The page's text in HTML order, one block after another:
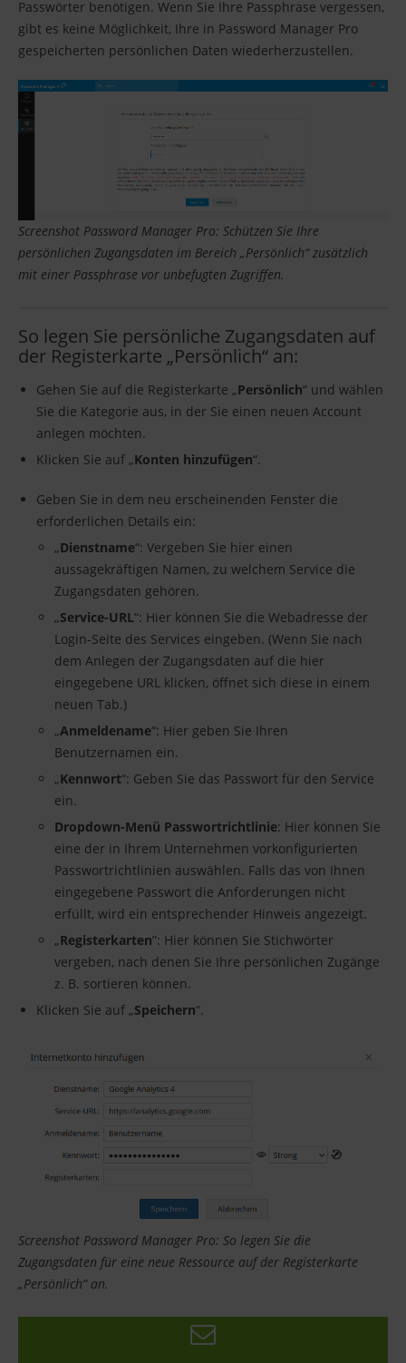
Passwörter benötigen. Wenn Sie Ihre Passphrase vergessen,
gibt es keine Möglichkeit, Ihre in Password Manager Pro
gespeicherten persönlichen Daten wiederherzustellen.
Screenshot Password Manager Pro: Schützen Sie Ihre
persönlichen Zugangsdaten im Bereich „Persönlich“ zusätzlich
mit einer Passphrase vor unbefugten Zugriffen.
So legen Sie persönliche Zugangsdaten auf
der Registerkarte „Persönlich“ an:
Gehen Sie auf die Registerkarte „Persönlich“ und wählen
Sie die Kategorie aus, in der Sie einen neuen Account
anlegen möchten.
Klicken Sie auf „Konten hinzufügen“.
Geben Sie in dem neu erscheinenden Fenster die
erforderlichen Details ein:
„Dienstname“: Vergeben Sie hier einen
aussagekräftigen Namen, zu welchem Service die
Zugangsdaten gehören.
„Service-URL“: Hier können Sie die Webadresse der
Login-Seite des Services eingeben. (Wenn Sie nach
dem Anlegen der Zugangsdaten auf die hier
eingegebene URL klicken, öffnet sich diese in einem
neuen Tab.)
„Anmeldename“: Hier geben Sie Ihren
Benutzernamen ein.
„Kennwort“: Geben Sie das Passwort für den Service
ein.
Dropdown-Menü Passwortrichtlinie: Hier können Sie
eine der in Ihrem Unternehmen vorkonfigurierten
Passwortrichtlinien auswählen. Falls das von Ihnen
eingegebene Passwort die Anforderungen nicht
erfüllt, wird ein entsprechender Hinweis angezeigt.
„Registerkarten”: Hier können Sie Stichwörter
vergeben, nach denen Sie Ihre persönlichen Zugänge
z. B. sortieren können.
Klicken Sie auf „Speichern“.
Screenshot Password Manager Pro: So legen Sie die
Zugangsdaten für eine neue Ressource auf der Registerkarte
„Persönlich“ an.